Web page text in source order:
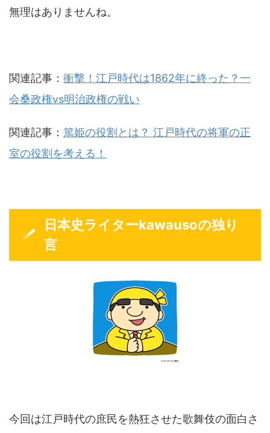
無理はありませんね。
関連記事： 衝撃！江戸時代は1862年に終った？一
会桑政権vs明治政権の戦い
関連記事： 篤姫の役割とは？ 江戸時代の将軍の正
室の役割を考える！
日本史ライターkawausoの独り
言
今回は江戸時代の庶民を熱狂させた歌舞伎の面白さ